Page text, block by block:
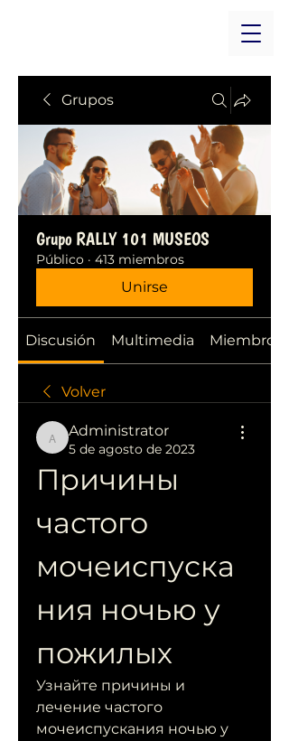
Grupos
Grupo RALLY 101 MUSEOS
Público · 413 miembros
Unirse
Discusión Multimedia Miembros
Volver
Administrator
Administrator
5 de agosto de 2023
Причины
частого
мочеиспуска
ния ночью у
пожилых
Узнайте причины и
лечение частого
мочеиспускания ночью у